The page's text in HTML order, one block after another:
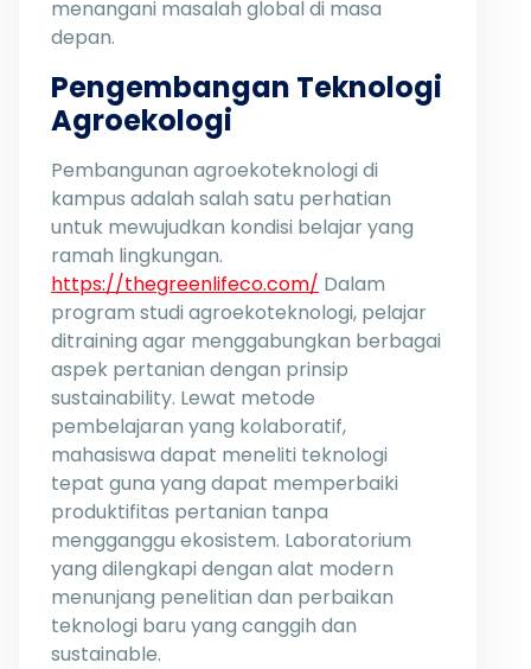
menangani masalah global di masa
depan.
Pengembangan Teknologi
Agroekologi
Pembangunan agroekoteknologi di
kampus adalah salah satu perhatian
untuk mewujudkan kondisi belajar yang
ramah lingkungan.
https://thegreenlifeco.com/ Dalam
program studi agroekoteknologi, pelajar
ditraining agar menggabungkan berbagai
aspek pertanian dengan prinsip
sustainability. Lewat metode
pembelajaran yang kolaboratif,
mahasiswa dapat meneliti teknologi
tepat guna yang dapat memperbaiki
produktifitas pertanian tanpa
mengganggu ekosistem. Laboratorium
yang dilengkapi dengan alat modern
menunjang penelitian dan perbaikan
teknologi baru yang canggih dan
sustainable.